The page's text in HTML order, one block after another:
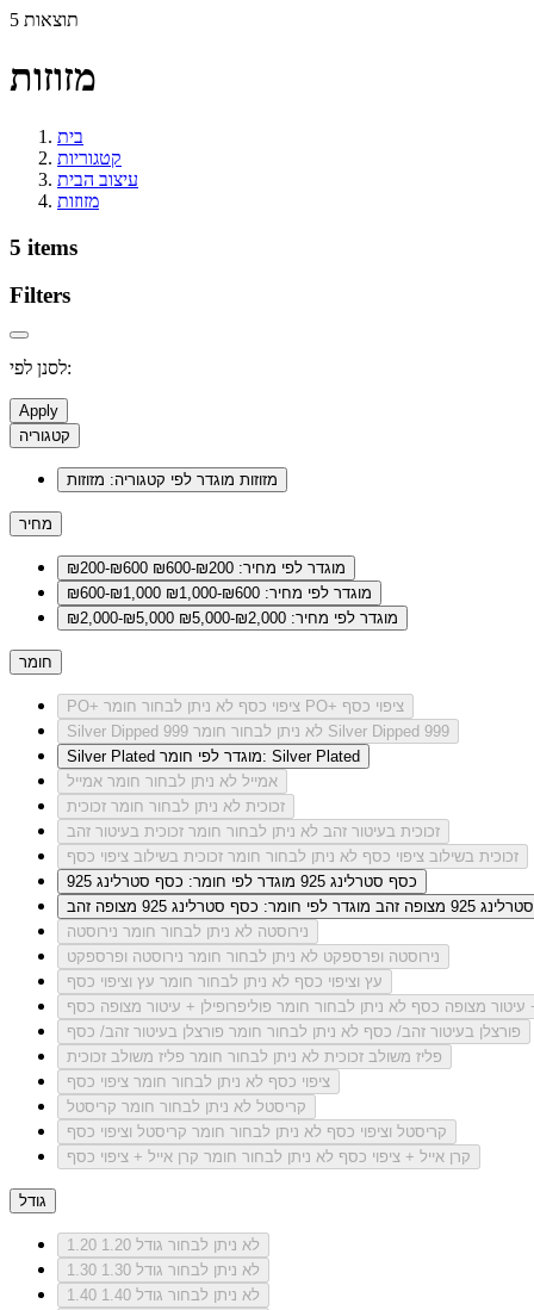
5 תוצאות
מזוזות
בית
קטגוריות
עיצוב הבית
מזוזות
5 items
Filters
לסנן לפי:
Apply
קטגוריה
מזוזות מוגדר לפי קטגוריה: מזוזות
מחיר
₪200-₪600
מוגדר לפי מחיר: ₪200-₪600
₪600-₪1,000
מוגדר לפי מחיר: ₪600-₪1,000
₪2,000-₪5,000
מוגדר לפי מחיר: ₪2,000-₪5,000
חומר
PO+ ציפוי כסף
לא ניתן לבחור חומר PO+ ציפוי כסף
Silver Dipped 999
לא ניתן לבחור חומר Silver Dipped 999
Silver Plated
מוגדר לפי חומר: Silver Plated
אמייל לא ניתן לבחור חומר אמייל
זכוכית לא ניתן לבחור חומר זכוכית
זכוכית בעיטור זהב לא ניתן לבחור חומר זכוכית בעיטור זהב
זכוכית בשילוב ציפוי כסף לא ניתן לבחור חומר זכוכית בשילוב ציפוי כסף
כסף סטרלינג 925
מוגדר לפי חומר: כסף סטרלינג 925
925 מצופה זהב
מוגדר לפי חומר: כסף סטרלינג 925 מצופה זהב
נירוסטה לא ניתן לבחור חומר נירוסטה
נירוסטה ופרספקט לא ניתן לבחור חומר נירוסטה ופרספקט
עץ וציפוי כסף לא ניתן לבחור חומר עץ וציפוי כסף
עיטור מצופה כסף לא ניתן לבחור חומר פוליפרופילן + עיטור מצופה כסף
פורצלן בעיטור זהב/ כסף לא ניתן לבחור חומר פורצלן בעיטור זהב/ כסף
פליז משולב זכוכית לא ניתן לבחור חומר פליז משולב זכוכית
ציפוי כסף לא ניתן לבחור חומר ציפוי כסף
קריסטל לא ניתן לבחור חומר קריסטל
קריסטל וציפוי כסף לא ניתן לבחור חומר קריסטל וציפוי כסף
קרן אייל + ציפוי כסף לא ניתן לבחור חומר קרן אייל + ציפוי כסף
גודל
1.20
לא ניתן לבחור גודל 1.20
1.30
לא ניתן לבחור גודל 1.30
1.40
לא ניתן לבחור גודל 1.40